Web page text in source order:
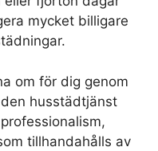
mycket billigare
om för dig genom
husstädtjänst
tillhandahålls av